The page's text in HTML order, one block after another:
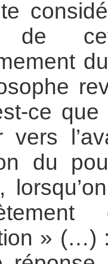
de
ce
vers
du
» (…)